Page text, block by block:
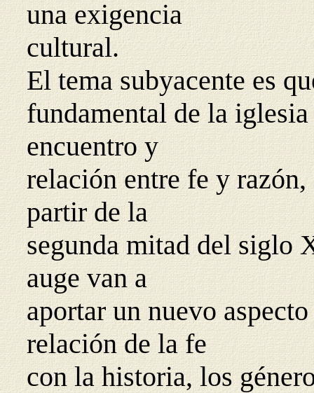
una exigencia
cultural.
El tema subyacente es
fundamental de la
encuentro y
relación entre fe y
partir de la
segunda mitad del siglo
auge van a
aportar un nuevo
relación de la fe
con la historia, los